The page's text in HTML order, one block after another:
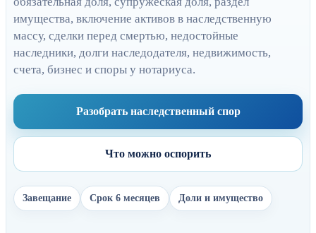
имущества, включение активов в наследственную
массу, сделки перед смертью, недостойные
наследники, долги наследодателя, недвижимость,
счета, бизнес и споры у нотариуса.
Разобрать наследственный спор
Что можно оспорить
Завещание Срок 6 месяцев Доли и имущество